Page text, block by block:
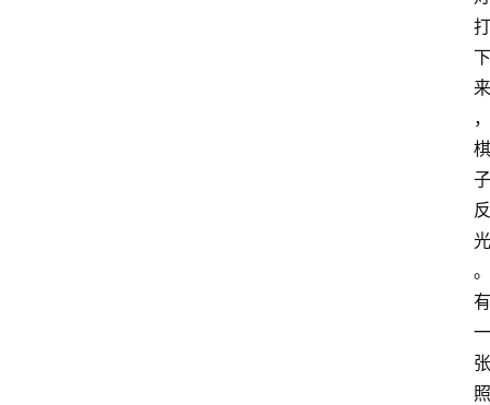
打
下
来
，
棋
子
反
光
。
有
一
张
照